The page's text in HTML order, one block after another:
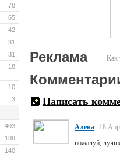
78
65
42
31
31
18
10
3
403
188
140
Как
Реклама
Написать
Алена
18
пожалуй,